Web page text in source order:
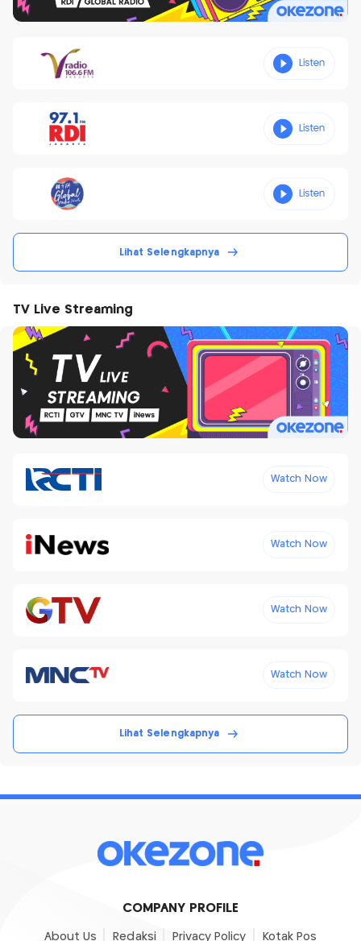
Lihat Selengkapnya
TV Live Streaming
Watch Now
Watch Now
Watch Now
Watch Now
Lihat Selengkapnya
COMPANY PROFILE
About Us Redaksi Privacy Policy Kotak Pos